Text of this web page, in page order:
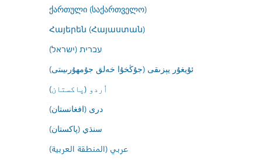
ქართული (საქართველო)
Հայերեն (Հայաստան)
עברית (ישראל)
ئۇيغۇر يېزىقى (جۇڭخۇا خەلق جۇمھۇرىيىتى)
اُردو (پاکستان)
درى (افغانستان)
سنڌي (پاکستان)
عربي (المنطقة العربية)